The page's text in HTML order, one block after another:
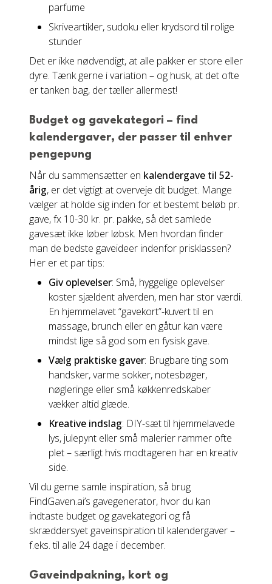
parfume
Skriveartikler, sudoku eller krydsord til rolige
stunder
Det er ikke nødvendigt, at alle pakker er store eller
dyre. Tænk gerne i variation – og husk, at det ofte
er tanken bag, der tæller allermest!
Budget og gavekategori – find
kalendergaver, der passer til enhver
pengepung
Når du sammensætter en kalendergave til 52-
årig, er det vigtigt at overveje dit budget. Mange
vælger at holde sig inden for et bestemt beløb pr.
gave, fx 10-30 kr. pr. pakke, så det samlede
gavesæt ikke løber løbsk. Men hvordan finder
man de bedste gaveideer indenfor prisklassen?
Her er et par tips:
Giv oplevelser: Små, hyggelige oplevelser
koster sjældent alverden, men har stor værdi.
En hjemmelavet “gavekort”-kuvert til en
massage, brunch eller en gåtur kan være
mindst lige så god som en fysisk gave.
Vælg praktiske gaver: Brugbare ting som
handsker, varme sokker, notesbøger,
nøgleringe eller små køkkenredskaber
vækker altid glæde.
Kreative indslag: DIY-sæt til hjemmelavede
lys, julepynt eller små malerier rammer ofte
plet – særligt hvis modtageren har en kreativ
side.
Vil du gerne samle inspiration, så brug
FindGaven.ai’s gavegenerator, hvor du kan
indtaste budget og gavekategori og få
skræddersyet gaveinspiration til kalendergaver –
f.eks. til alle 24 dage i december.
Gaveindpakning, kort og